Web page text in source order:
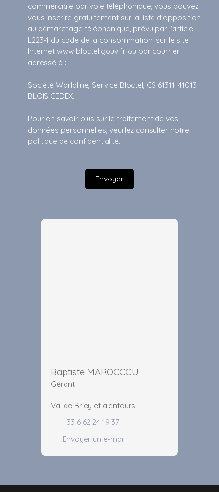
commerciale par voie téléphonique, vous pouvez
vous inscrire gratuitement sur la liste d'opposition
au démarchage téléphonique, prévu par l'article
L223-1 du code de la consommation, sur le site
Internet www.bloctel.gouv.fr ou par courrier
adressé à :
Société Worldline, Service Bloctel, CS 61311, 41013
BLOIS CEDEX.
Pour en savoir plus sur le traitement de vos
données personnelles, veuillez consulter notre
politique de confidentialité.
Envoyer
Baptiste MAROCCOU
Gérant
Val de Briey et alentours
+33 6 62 24 19 37
Envoyer un e-mail